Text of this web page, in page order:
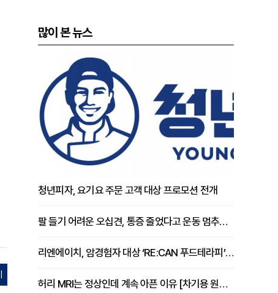
많이 본 뉴스
청년피자, 요기요 주문 고객 대상 프로모션 전개
팔 들기 어려운 오십견, 통증 줄었다고 운동 멈추면 안 되는 이유 [이병욱 원장 칼럼]
리엔에이치, 암경험자 대상 ‘RE:CAN 푸드테라피’ 운영
허리 MRI는 정상인데 계속 아픈 이유 [차기용 원장 칼럼]